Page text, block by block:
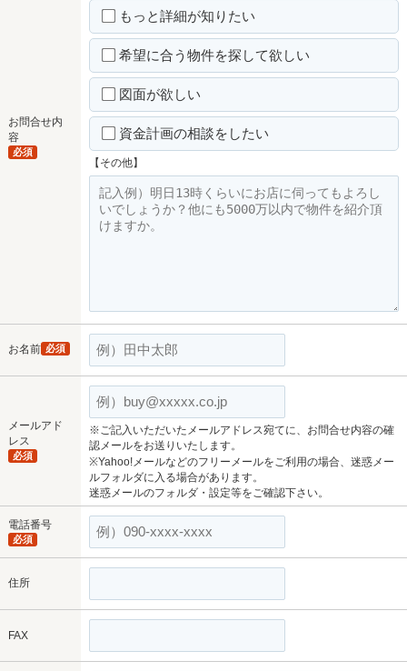
お問合せ内
容
必須
もっと詳細が知りたい
希望に合う物件を探して欲しい
図面が欲しい
資金計画の相談をしたい
【その他】
お名前 必須
メールアド
レス
必須
※ご記入いただいたメールアドレス宛てに、お問合せ内容の確
認メールをお送りいたします。
※Yahoo!メールなどのフリーメールをご利用の場合、迷惑メー
ルフォルダに入る場合があります。
迷惑メールのフォルダ・設定等をご確認下さい。
電話番号
必須
住所
FAX